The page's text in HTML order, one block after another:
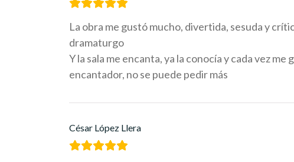
La obra me gustó mucho, divertida, sesuda y
dramaturgo
Y la sala me encanta, ya la conocía y cada vez
encantador, no se puede pedir más
César López Llera